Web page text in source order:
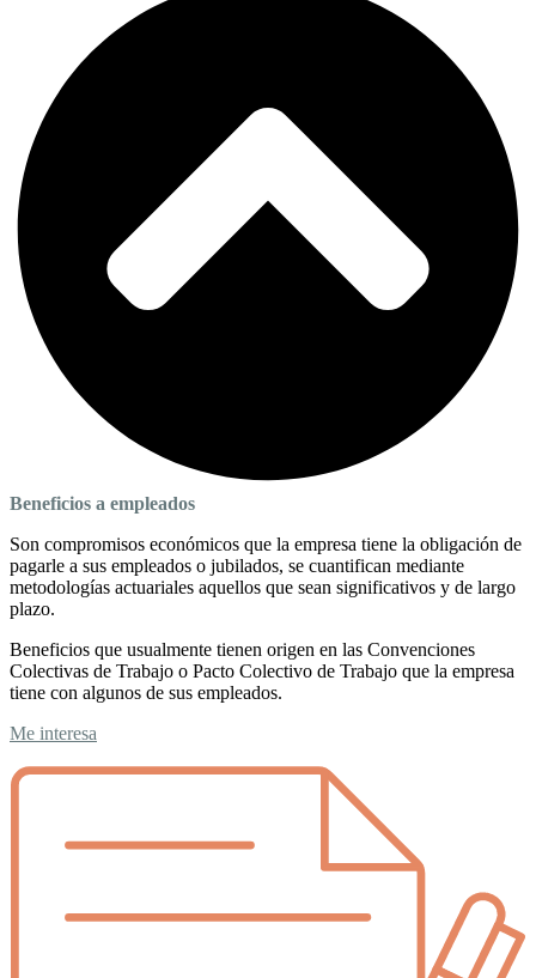
Beneficios a empleados
Son compromisos económicos que la empresa tiene la obligación de
pagarle a sus empleados o jubilados, se cuantifican mediante
metodologías actuariales aquellos que sean significativos y de largo
plazo.
Beneficios que usualmente tienen origen en las Convenciones
Colectivas de Trabajo o Pacto Colectivo de Trabajo que la empresa
tiene con algunos de sus empleados.
Me interesa